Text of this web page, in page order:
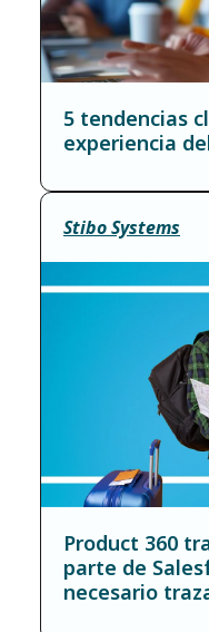
5 tendencias
experiencia
Stibo Systems
Product 360
parte de
necesario